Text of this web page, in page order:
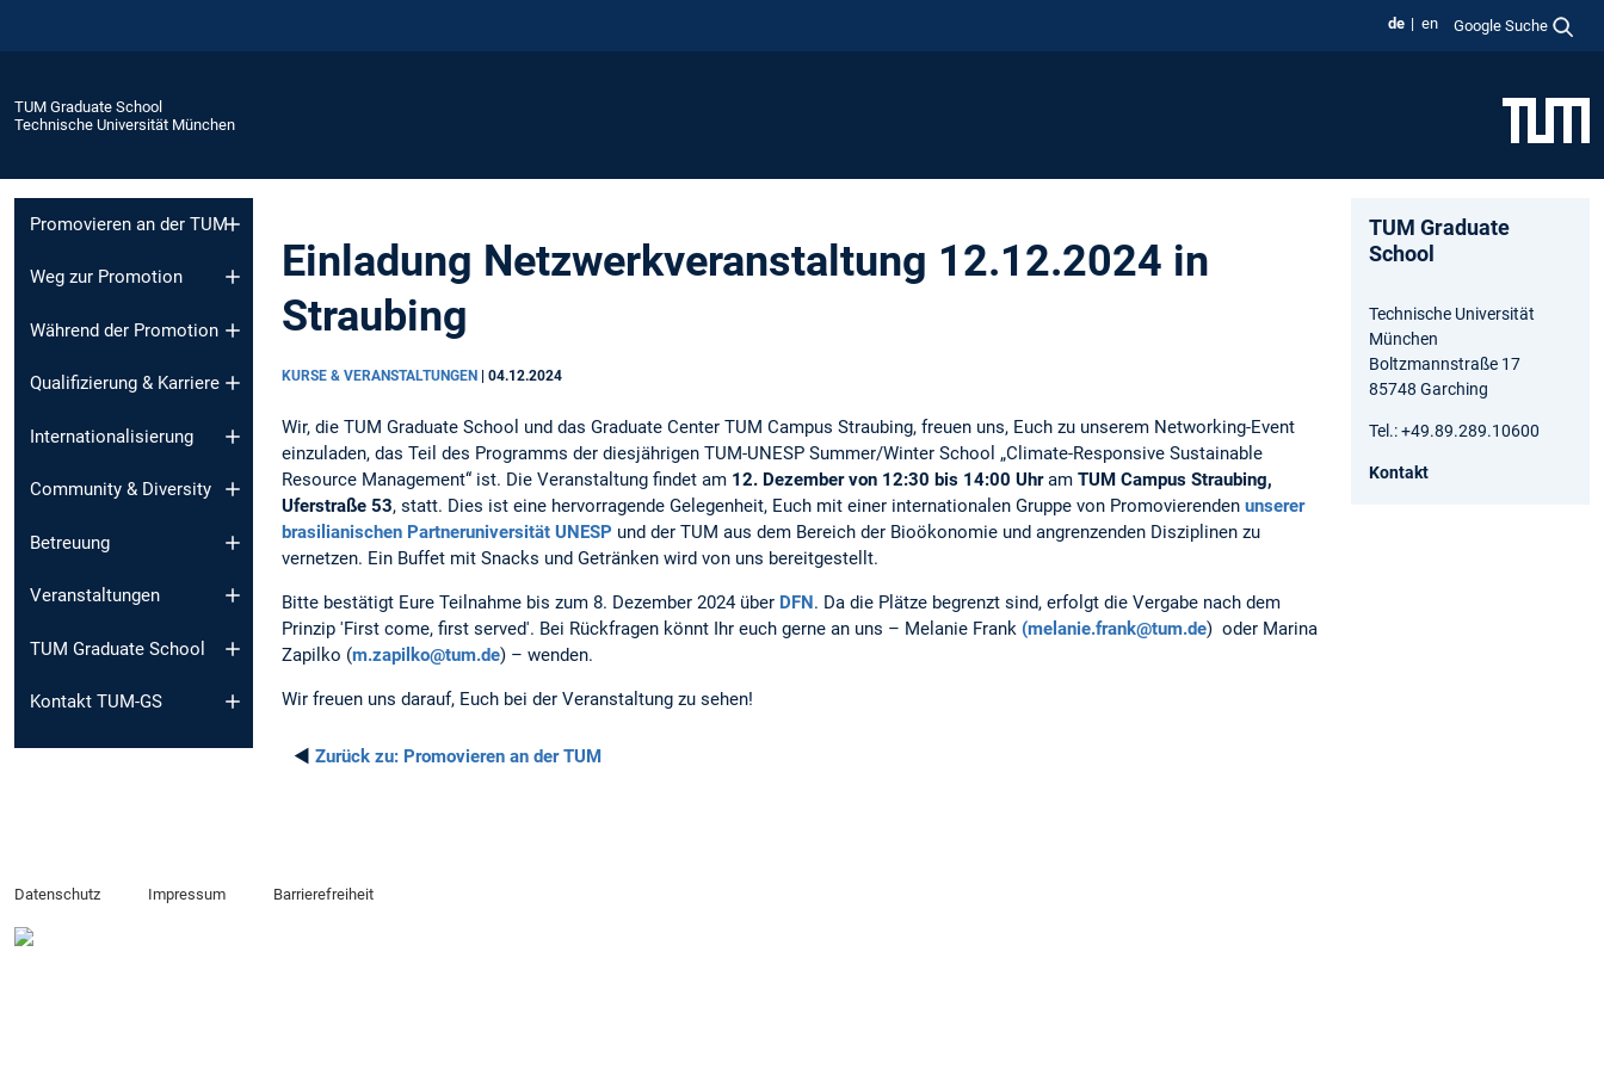
de en Google Suche
TUM Graduate School
Technische Universität München
Promovieren an der TUM
Weg zur Promotion
Während der Promotion
Qualifizierung & Karriere
Internationalisierung
Community & Diversity
Betreuung
Veranstaltungen
TUM Graduate School
Kontakt TUM-GS
Einladung Netzwerkveranstaltung 12.12.2024 in
Straubing
KURSE & VERANSTALTUNGEN | 04.12.2024
Wir, die TUM Graduate School und das Graduate Center TUM Campus Straubing, freuen uns, Euch zu unserem Networking-Event
einzuladen, das Teil des Programms der diesjährigen TUM-UNESP Summer/Winter School „Climate-Responsive Sustainable
Resource Management“ ist. Die Veranstaltung findet am 12. Dezember von 12:30 bis 14:00 Uhram TUM Campus Straubing,
Uferstraße 53, statt. Dies ist eine hervorragende Gelegenheit, Euch mit einer internationalen Gruppe von Promovierenden unserer
brasilianischen Partneruniversität UNESP und der TUM aus dem Bereich der Bioökonomie und angrenzenden Disziplinen zu
vernetzen. Ein Buffet mit Snacks und Getränken wird von uns bereitgestellt.
Bitte bestätigt Eure Teilnahme bis zum 8. Dezember 2024 über DFN. Da die Plätze begrenzt sind, erfolgt die Vergabe nach dem
Prinzip 'First come, first served'. Bei Rückfragen könnt Ihr euch gerne an uns – Melanie Frank (melanie.frank@tum.de) oder Marina
Zapilko (m.zapilko@tum.de) – wenden.
Wir freuen uns darauf, Euch bei der Veranstaltung zu sehen!
◄ Zurück zu: Promovieren an der TUM
TUM Graduate
School
Technische Universität
München
Boltzmannstraße 17
85748 Garching
Tel.: +49.89.289.10600
Kontakt
Datenschutz Impressum Barrierefreiheit